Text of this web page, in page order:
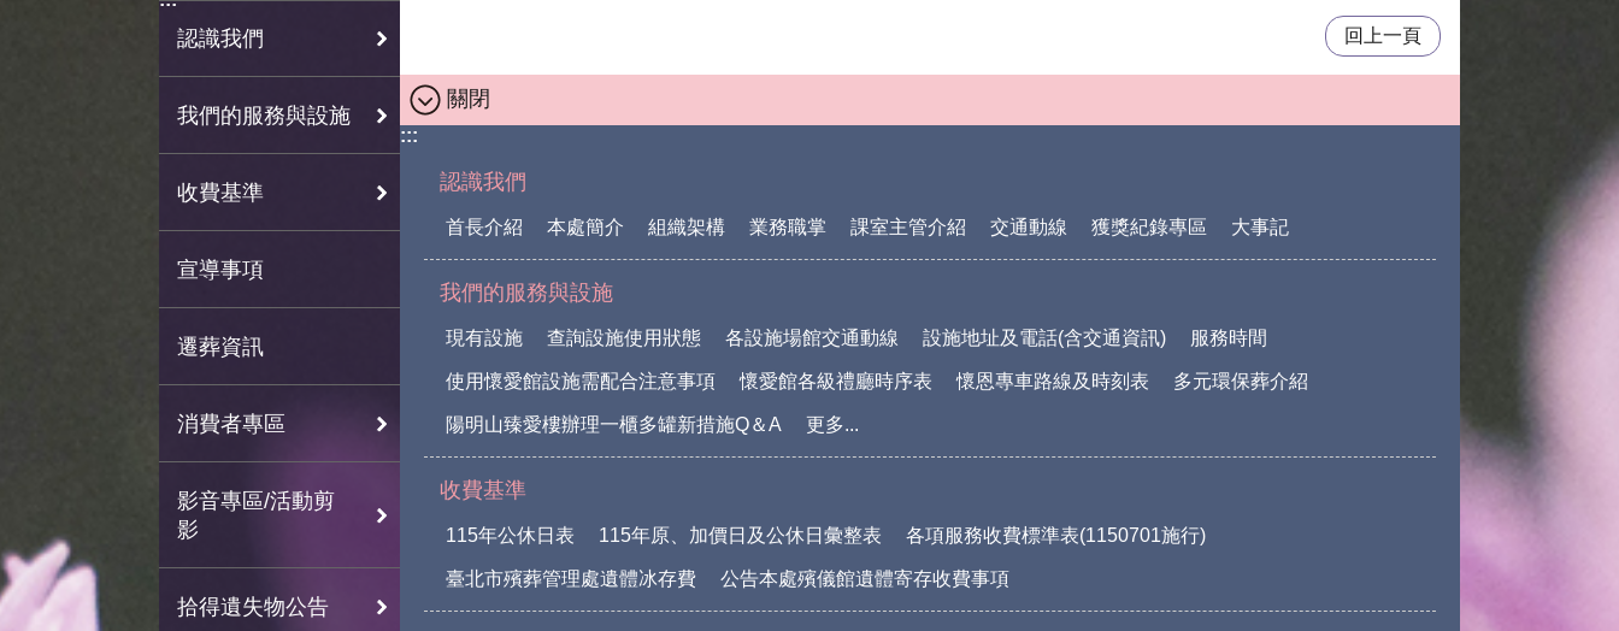
認識我們
我們的服務與設施
收費基準
宣導事項
遷葬資訊
消費者專區
影音專區/活動剪
影
拾得遺失物公告
回上一頁
關閉
:::
認識我們
首長介紹 本處簡介 組織架構 業務職掌 課室主管介紹 交通動線 獲獎紀錄專區 大事記
我們的服務與設施
現有設施 查詢設施使用狀態 各設施場館交通動線 設施地址及電話(含交通資訊) 服務時間
使用懷愛館設施需配合注意事項 懷愛館各級禮廳時序表 懷恩專車路線及時刻表 多元環保葬介紹
陽明山臻愛樓辦理一櫃多罐新措施Q＆A 更多...
收費基準
115年公休日表 115年原、加價日及公休日彙整表 各項服務收費標準表(1150701施行)
臺北市殯葬管理處遺體冰存費 公告本處殯儀館遺體寄存收費事項